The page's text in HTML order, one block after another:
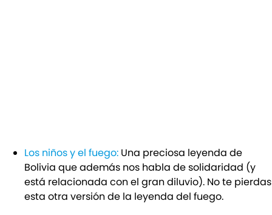
Los niños y el fuego: Una preciosa leyenda de
Bolivia que además nos habla de solidaridad (y
está relacionada con el gran diluvio). No te pierdas
esta otra versión de la leyenda del fuego.